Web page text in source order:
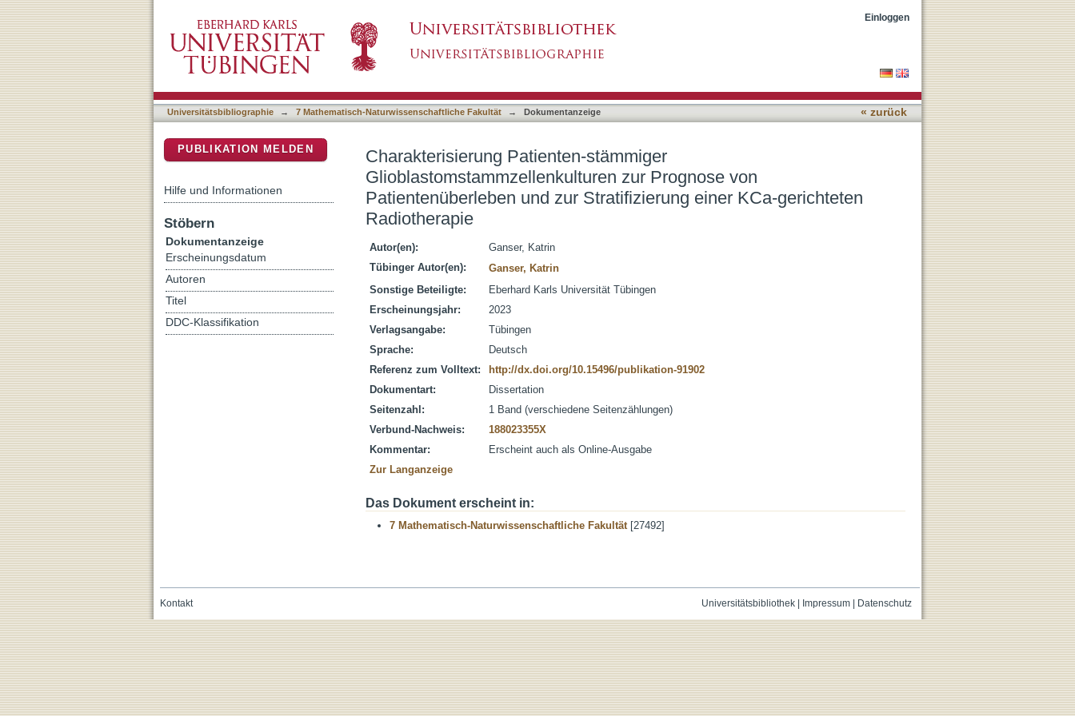
Patientenüberleben und zur Stratifizierung einer KCa-gerichteten Radiotherapie
Einloggen
Universitätsbibliographie → 7 Mathematisch-Naturwissenschaftliche Fakultät → Dokumentanzeige « zurück
Charakterisierung Patienten-stämmiger
Glioblastomstammzellenkulturen zur Prognose von
Patientenüberleben und zur Stratifizierung einer KCa-gerichteten
Radiotherapie
Autor(en):
Ganser, Katrin
Tübinger Autor(en):
Ganser, Katrin
Sonstige Beteiligte:
Eberhard Karls Universität Tübingen
Erscheinungsjahr:
2023
Verlagsangabe:
Tübingen
Sprache:
Deutsch
Referenz zum Volltext:
http://dx.doi.org/10.15496/publikation-91902
Dokumentart:
Dissertation
Seitenzahl:
1 Band (verschiedene Seitenzählungen)
Verbund-Nachweis:
188023355X
Kommentar:
Erscheint auch als Online-Ausgabe
Zur Langanzeige
Das Dokument erscheint in:
7 Mathematisch-Naturwissenschaftliche Fakultät[27492]
PUBLIKATION MELDEN
Hilfe und Informationen
Stöbern
Dokumentanzeige
Erscheinungsdatum
Autoren
Titel
DDC-Klassifikation
Universitätsbibliothek| Impressum| Datenschutz
Kontakt